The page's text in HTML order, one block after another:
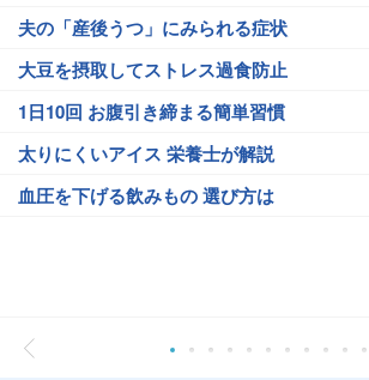
夫の「産後うつ」にみられる症状
大豆を摂取してストレス過食防止
1日10回 お腹引き締まる簡単習慣
太りにくいアイス 栄養士が解説
血圧を下げる飲みもの 選び方は